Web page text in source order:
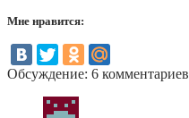
Мне нравится:
Обсуждение: 6 комментариев